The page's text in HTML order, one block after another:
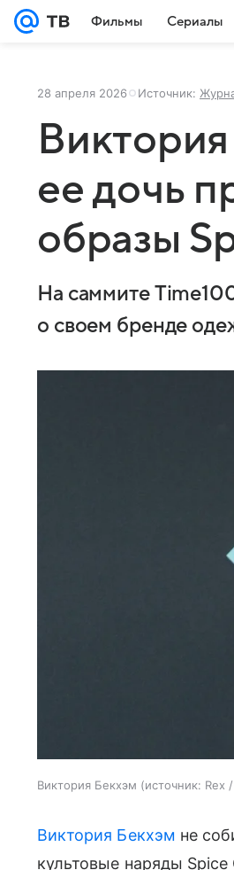
Фильмы Сериалы
28 апреля 2026 Источник:
ее дочь
образы
На саммите
о своем бренде
Виктория Бекхэм источник: Rex
Виктория Бекхэм не
культовые наряды Spice